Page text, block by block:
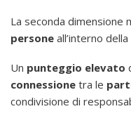
La seconda dimensione
persone all’interno della
Un punteggio elevato
connessione tra le
condivisione di